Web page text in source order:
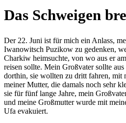
Das Schwei­gen
Der 22. Juni ist für mich ein Anlass,
Iwa­no­witsch Puzikow zu geden­ken,
Charkiw heim­suchte, von wo aus er
reisen sollte. Mein Groß­va­ter sollte
dorthin, sie wollten zu dritt fahren, mit
meiner Mutter, die damals noch sehr
sie für fünf lange Jahre, mein
und meine Groß­mutter wurde mit
Ufa evakuiert.